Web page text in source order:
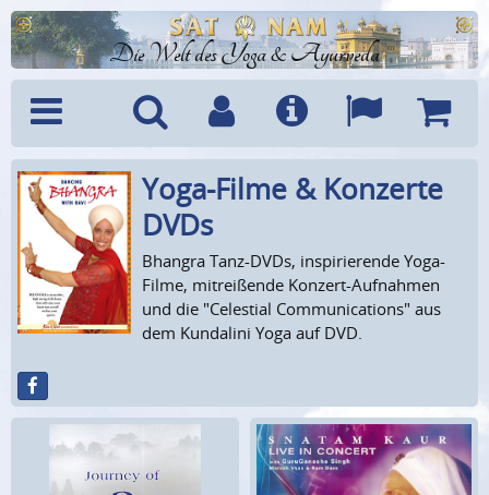
Die Welt des Yoga & Ayurveda
Menü SucheBenutzerkonto
Info Sprachen
Yoga-Filme & Konzerte
DVDs
Bhangra Tanz-DVDs, inspirierende Yoga-
Filme, mitreißende Konzert-Aufnahmen
und die "Celestial Communications" aus
dem Kundalini Yoga auf DVD.